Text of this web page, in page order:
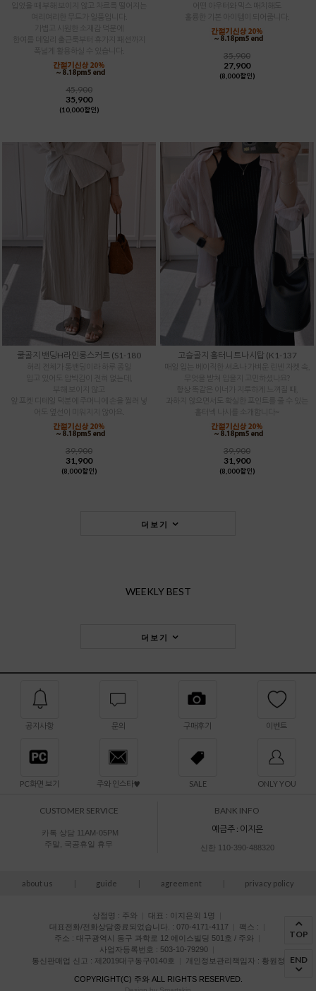
TOP
END
여리여리한 무드가 일품입니다.
한여름 데일리 출근룩부터 휴가지 패션까지
폭넓게 활용하실 수 있습니다.
45,900
35,900
(10,000할인)
35,900
27,900
(8,000할인)
쿨골지 밴딩H라인롱스커트 (S1-180
허리 전체가 통밴딩이라 하루 종일
입고 있어도 압박감이 전혀 없는데,
앞 포켓 디테일 덕분에 주머니에 손을 찔러 넣
39,900
31,900
(8,000할인)
고슬골지 홀터니트나시탑 (K1-137
무엇을 받쳐 입을지 고민하셨나요?
항상 똑같은 이너가 지루하게 느껴질 때,
과하지 않으면서도 확실한 포인트를 줄 수 있는
홀터넥 나시를 소개합니다~
39,900
31,900
(8,000할인)
더보기
WEEKLY BEST
더보기
공지사항 문의 구매후기 이벤트
PC화면 보기 주와 인스타♥ SALE ONLY YOU
CUSTOMER SERVICE
카톡 상담 11AM-05PM
주말, 국공휴일 휴무
BANK INFO
예금주 : 이지은
신한 110-390-488320
about us guide agreement privacy policy
상점명 : 주와 대표 : 이지은외 1명
대표전화/전화상담종료되었습니다. : 070-4171-4117
팩스 :
주소 : 대구광역시 동구 과학로 12 에이스빌딩 501호 / 주와
사업자등록번호 : 503-10-79290
통신판매업 신고 : 제2019대구동구0140호
개인정보관리책임자 : 황원정
COPYRIGHT(C) 주와ALL RIGHTS RESERVED.